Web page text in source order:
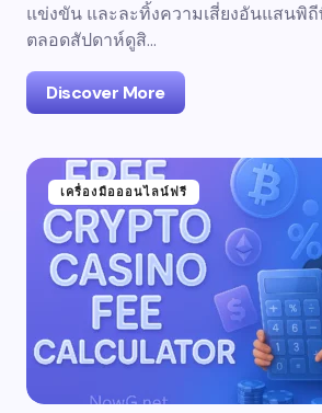
แข่งขัน และละทิ้งความเสี่ยงอันแสนพิ
ตลอดสัปดาห์ดูสิ...
Discover More
เครื่องมือออนไลน์ฟรี